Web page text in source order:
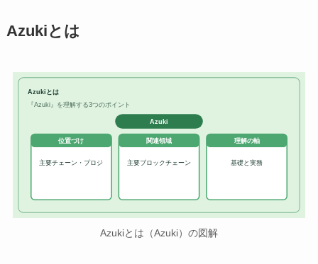
Azukiとは
Azukiとは
『Azuki』を理解する3つのポイント
Azuki
位置づけ
主要チェーン・プロジ
関連領域
主要ブロックチェーン
理解の軸
基礎と実務
Azukiとは（Azuki）の図解